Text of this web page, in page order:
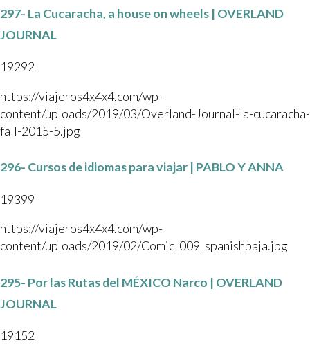
297- La Cucaracha, a house on wheels | OVERLAND
JOURNAL
19292
https://viajeros4x4x4.com/wp-
content/uploads/2019/03/Overland-Journal-la-cucaracha-
fall-2015-5.jpg
296- Cursos de idiomas para viajar | PABLO Y ANNA
19399
https://viajeros4x4x4.com/wp-
content/uploads/2019/02/Comic_009_spanishbaja.jpg
295- Por las Rutas del MÉXICO Narco | OVERLAND
JOURNAL
19152